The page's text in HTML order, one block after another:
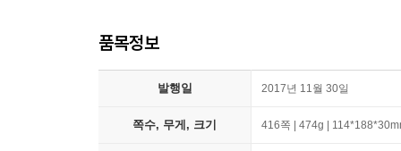
품목정보
발행일 2017년 11월 30일
쪽수, 무게, 크기 416쪽 | 474g |